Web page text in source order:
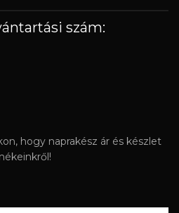
szám:
hogy naprakész ár és készlet